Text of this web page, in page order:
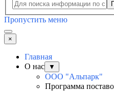
Пропустить меню
×
Главная
О нас
▼
ООО "Альпарк"
Программа